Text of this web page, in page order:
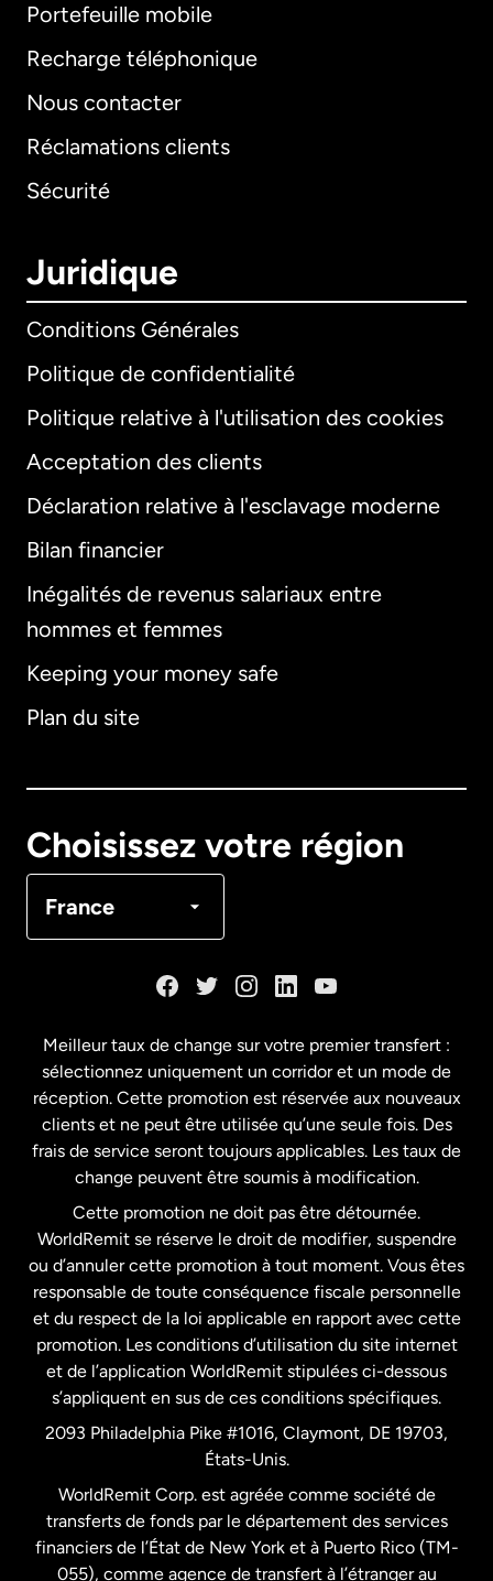
Portefeuille mobile
Recharge téléphonique
Nous contacter
Réclamations clients
Sécurité
Juridique
Conditions Générales
Politique de confidentialité
Politique relative à l'utilisation des cookies
Acceptation des clients
Déclaration relative à l'esclavage moderne
Bilan financier
Inégalités de revenus salariaux entre
hommes et femmes
Keeping your money safe
Plan du site
Choisissez votre région
France
International
Allemagne
Français
États-Unis English
États-Unis Español
France
Malaisie
Nouvelle-Zélande
Pays-Bas
Royaume-Uni
Suède
Meilleur taux de change sur votre premier transfert :
sélectionnez uniquement un corridor et un mode de
réception. Cette promotion est réservée aux nouveaux
clients et ne peut être utilisée qu’une seule fois. Des
frais de service seront toujours applicables. Les taux de
change peuvent être soumis à modification.
Cette promotion ne doit pas être détournée.
WorldRemit se réserve le droit de modifier, suspendre
ou d’annuler cette promotion à tout moment. Vous êtes
responsable de toute conséquence fiscale personnelle
et du respect de la loi applicable en rapport avec cette
promotion. Les conditions d’utilisation du site internet
et de l’application WorldRemit stipulées ci-dessous
s’appliquent en sus de ces conditions spécifiques.
2093 Philadelphia Pike #1016, Claymont, DE 19703,
États-Unis.
WorldRemit Corp. est agréée comme société de
transferts de fonds par le département des services
financiers de l’État de New York et à Puerto Rico (TM-
055), comme agence de transfert à l’étranger au